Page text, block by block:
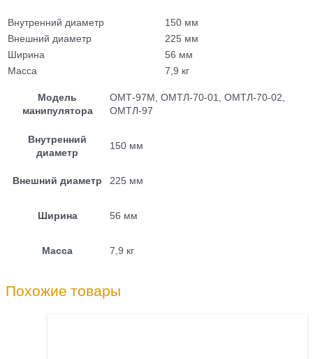
Внутренний диаметр
150 мм
Внешний диаметр
225 мм
Ширина
56 мм
Масса
7,9 кг
Модель
манипулятора
ОМТ-97М, ОМТЛ-70-01, ОМТЛ-70-02,
ОМТЛ-97
Внутренний
диаметр
150 мм
Внешний диаметр 225 мм
Ширина 56 мм
Масса 7,9 кг
Похожие товары